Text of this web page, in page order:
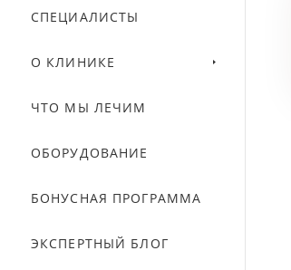
СПЕЦИАЛИСТЫ
О КЛИНИКЕ
ЧТО МЫ ЛЕЧИМ
ОБОРУДОВАНИЕ
БОНУСНАЯ ПРОГРАММА
ЭКСПЕРТНЫЙ БЛОГ